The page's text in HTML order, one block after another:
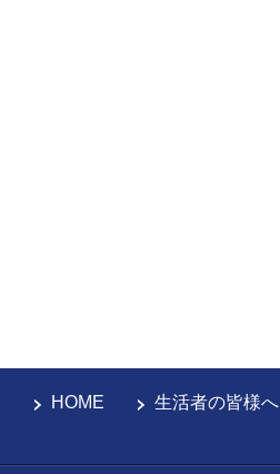
HOME 生活者の皆様へ